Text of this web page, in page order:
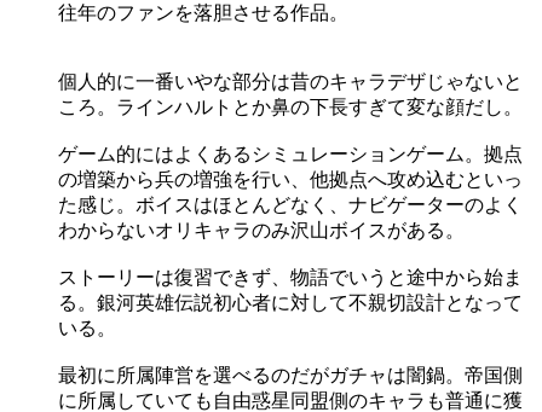
往年のファンを落胆させる作品。
個人的に一番いやな部分は昔のキャラデザじゃないと
ころ。ラインハルトとか鼻の下長すぎて変な顔だし。
ゲーム的にはよくあるシミュレーションゲーム。拠点
の増築から兵の増強を行い、他拠点へ攻め込むといっ
た感じ。ボイスはほとんどなく、ナビゲーターのよく
わからないオリキャラのみ沢山ボイスがある。
ストーリーは復習できず、物語でいうと途中から始ま
る。銀河英雄伝説初心者に対して不親切設計となって
いる。
最初に所属陣営を選べるのだがガチャは闇鍋。帝国側
に所属していても自由惑星同盟側のキャラも普通に獲